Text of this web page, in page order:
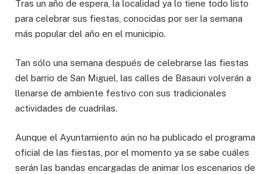
Tras un año de espera, la localidad ya lo tiene todo listo
para celebrar sus fiestas, conocidas por ser la semana
más popular del año en el municipio.
Tan sólo una semana después de celebrarse las fiestas
del barrio de San Miguel, las calles de Basauri volverán a
llenarse de ambiente festivo con sus tradicionales
actividades de cuadrilas.
Aunque el Ayuntamiento aún no ha publicado el programa
oficial de las fiestas, por el momento ya se sabe cuáles
serán las bandas encargadas de animar los escenarios de